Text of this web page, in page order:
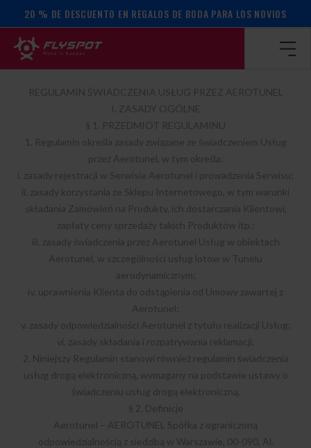
20 % DE DESCUENTO EN REGALOS DE BODA PARA LOS NOVIOS
Página de inicio / Normativa / normativa
REGULAMIN ŚWIADCZENIA USŁUG PRZEZ AEROTUNEL
I. ZASADY OGÓLNE
§ 1. PRZEDMIOT REGULAMINU
1. Regulamin określa zasady związane ze świadczeniem Usług
przez Aerotunel, w tym określa:
i. zasady rejestracji w Serwisie Aerotunel i prowadzenia Serwisu;
ii. zasady korzystania ze Sklepu Internetowego, w tym warunki
składania Zamówień na Produkty, ich dostarczania Klientowi,
zapłaty ceny sprzedaży takich Produktów itp.;
iii. zasady świadczenia przez Aerotunel Usług w obiektach
Aerotunel, w szczególności usług lotów w Tunelu
aerodynamicznym;
iv. uprawnienia Klienta do odstąpienia od Umowy zawartej z
Aerotunel;
v. zasady odpowiedzialności Aerotunel z tytułu realizacji Usług;
vi. zasady składania i rozpatrywania reklamacji.
2. Niniejszy Regulamin stanowi również regulamin świadczenia
usług drogą elektroniczną, wymagany na podstawie ustawy o
świadczeniu usług drogą elektroniczną.
§ 2. Definicje
Aerotunel – AEROTUNEL Spółka z ograniczoną
odpowiedzialnością z siedzibą w Warszawie, 00-090, Al.